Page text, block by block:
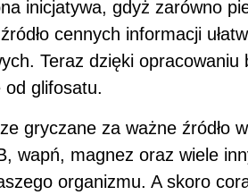
inicjatywa, gdyż zarówno
cennych informacji
Teraz dzięki
od glifosatu.
gryczane za ważne źródło
wapń, magnez oraz wiele
organizmu. A skoro